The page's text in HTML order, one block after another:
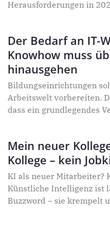
Herausforderungen in
häufigsten Störungen und
können.
Der Bedarf an IT-
Knowhow muss
hinausgehen
Bildungseinrichtungen
Arbeitswelt vorbereiten.
dass ein grundlegendes
George, General
GoTo, wird klar: Die
lernen, wie sie effektiv
zusammenarbeiten
Mein neuer
Kollege – kein
KI als neuer Mitarbeiter?
Künstliche Intelligenz ist
Buzzword – sie krempelt